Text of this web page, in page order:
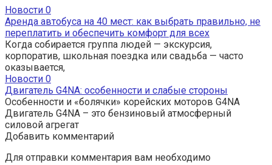
Новости 0
Аренда автобуса на 40 мест: как выбрать правильно, не
переплатить и обеспечить комфорт для всех
Когда собирается группа людей — экскурсия,
корпоратив, школьная поездка или свадьба — часто
оказывается,
Новости 0
Двигатель G4NA: особенности и слабые стороны
Особенности и «болячки» корейских моторов G4NA
Двигатель G4NA – это бензиновый атмосферный
силовой агрегат
Добавить комментарий
Для отправки комментария вам необходимо